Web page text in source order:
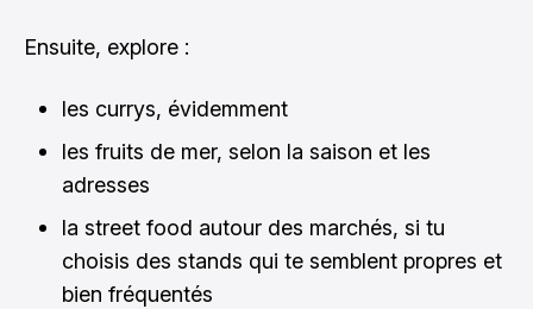
Ensuite, explore :
les currys, évidemment
les fruits de mer, selon la saison et les
adresses
la street food autour des marchés, si tu
choisis des stands qui te semblent propres et
bien fréquentés